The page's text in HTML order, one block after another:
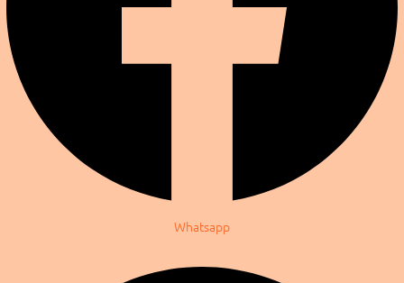
Whatsapp